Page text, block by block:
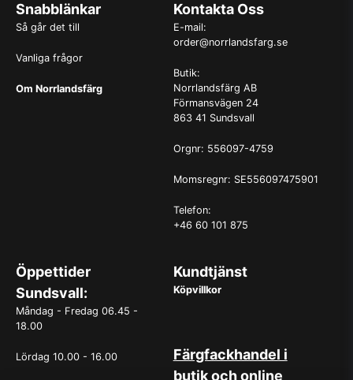
Snabblänkar
Så går det till
Vanliga frågor
Om Norrlandsfärg
Kontakta Oss
E-mail:
order@norrlandsfarg.se
Butik:
Norrlandsfärg AB
Förmansvägen 24
863 41 Sundsvall
Orgnr: 556097-4759
Momsregnr: SE556097475901
Telefon:
+46 60 101 875
Öppettider
Sundsvall:
Måndag - Fredag 06.45 -
18.00
Lördag 10.00 - 16.00
Kundtjänst
Köpvillkor
Färgfackhandel i
butik och online